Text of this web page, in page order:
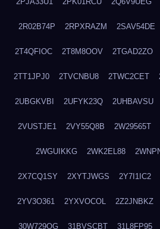
2R02B74P 2RPXRAZM 2SAV54DE
2T4QFIOC 2T8M8OOV 2TGAD2ZO
2TT1JPJ0 2TVCNBU8 2TWC2CET
2UBGKVBI 2UFYK23Q 2UHBAVSU
2VUSTJE1 2VY55Q8B 2W29565T
2WGUIKKG 2WK2EL88
2X7CQ1SY 2XYTJWGS 2Y7I1IC2
2YV3O361 2YXVOCOL 2Z2JNBKZ
30W729OG 31BVSCBT 31L8FP95